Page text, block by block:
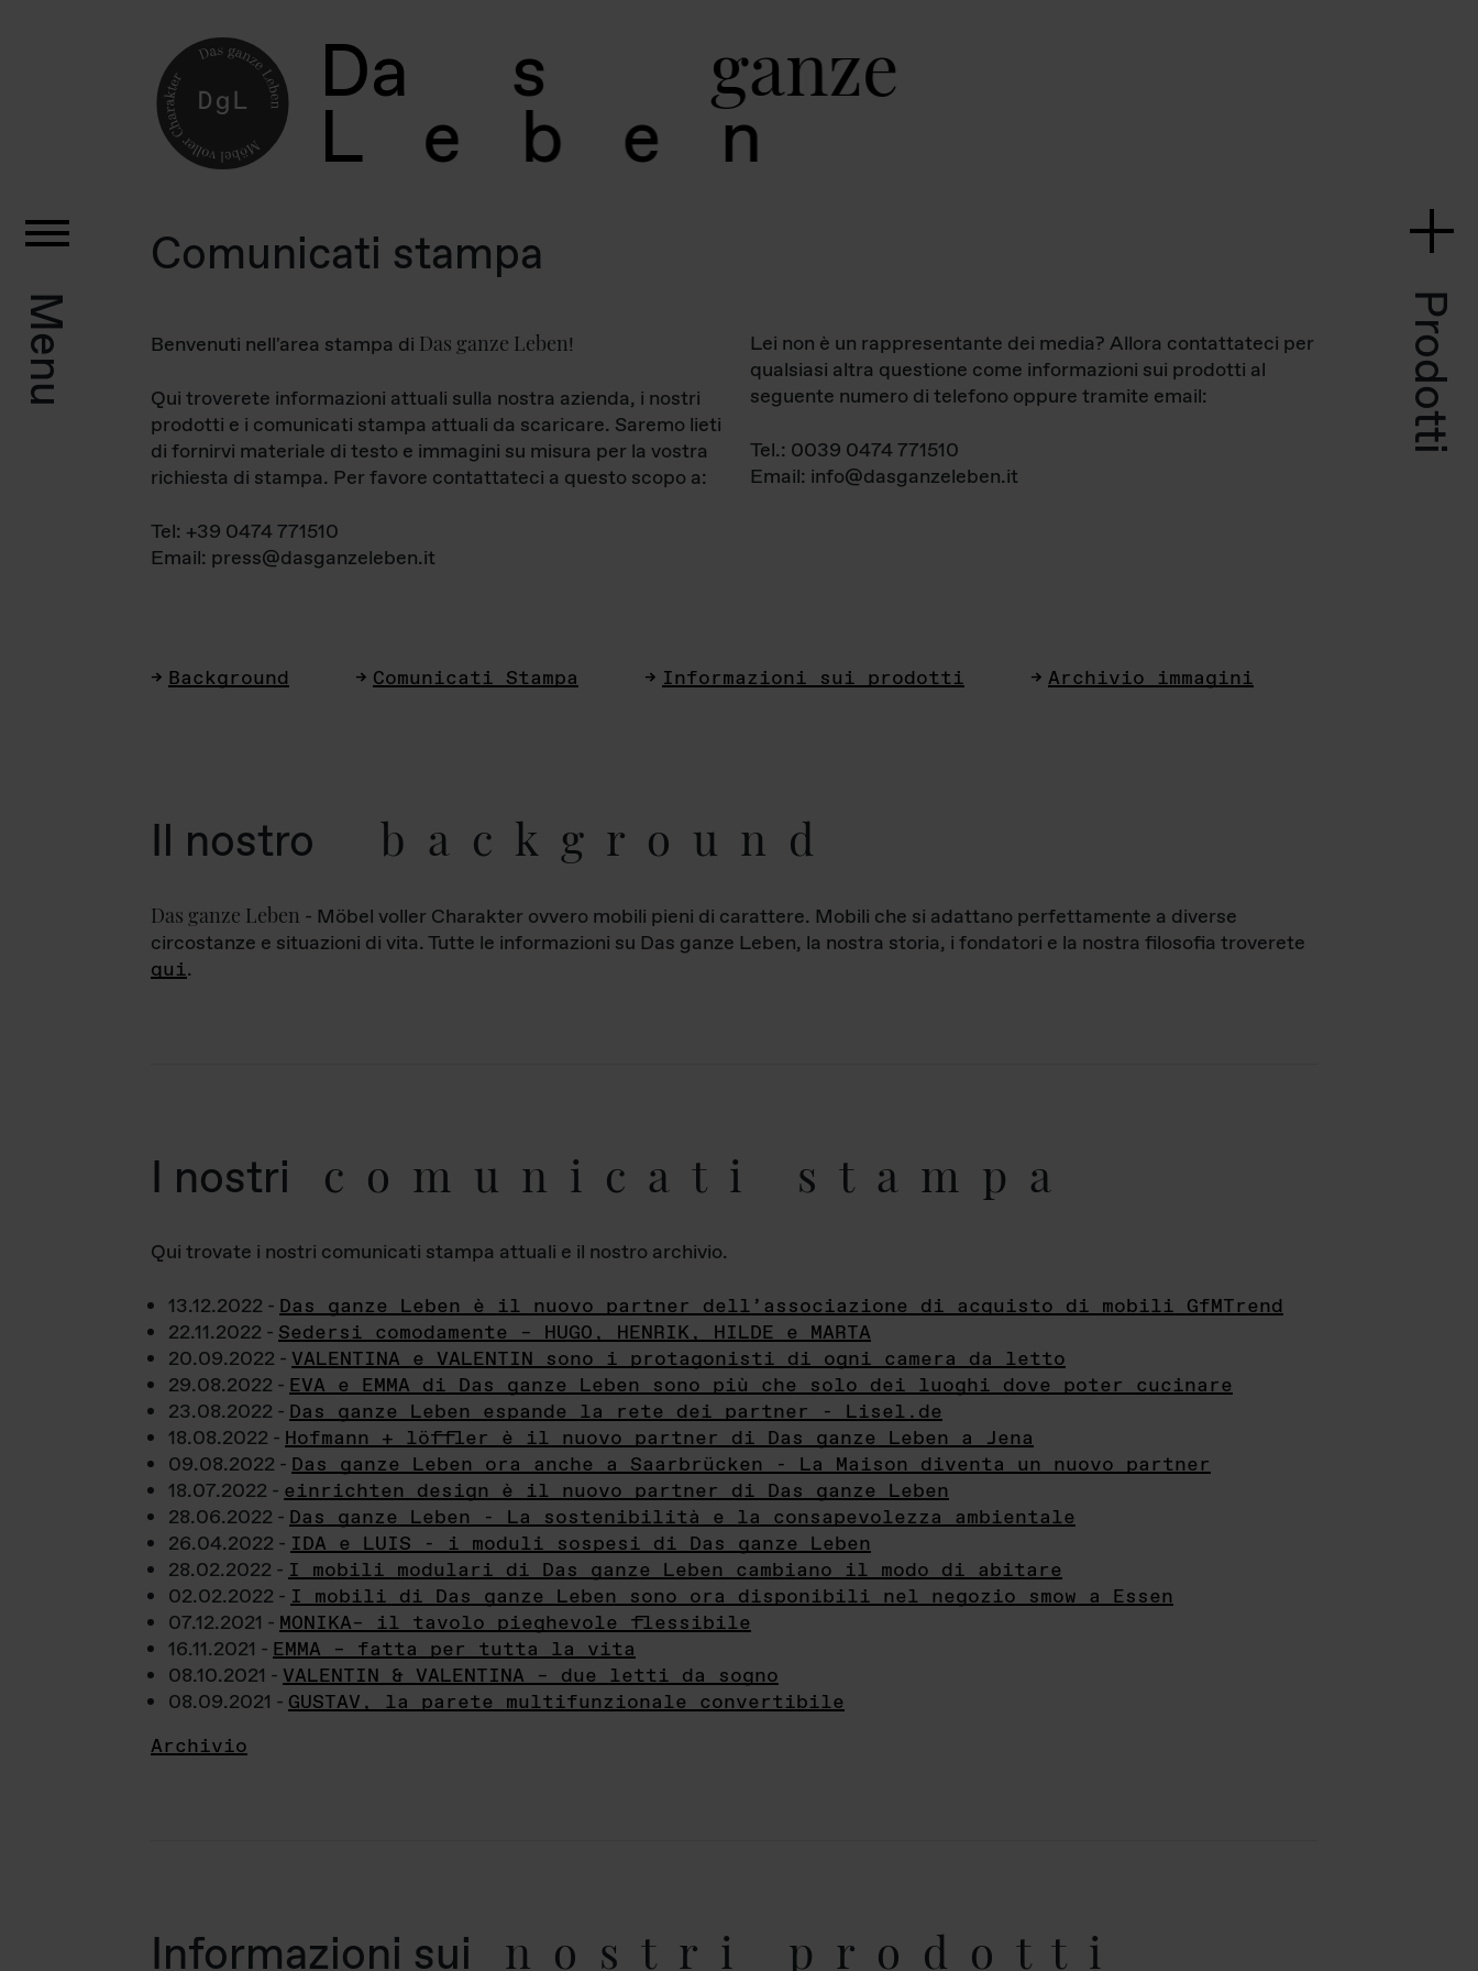
Da s ganz
L e b e
Menu Prodotti
Comunicati stampa
Benvenuti nell'area stampa di Das ganze Leben!
Qui troverete informazioni attuali sulla nostra azienda, i nostri
prodotti e i comunicati stampa attuali da scaricare. Saremo lieti
di fornirvi materiale di testo e immagini su misura per la vostra
richiesta di stampa. Per favore contattateci a questo scopo a:
Tel: +39 0474 771510
Email: press@dasganzeleben.it
Lei non è un rappresentante dei media? Allora contattateci per
qualsiasi altra questione come informazioni sui prodotti al
seguente numero di telefono oppure tramite email:
Tel.: 0039 0474 771510
Email: info@dasganzeleben.it
Background Comunicati Stampa Informazioni sui prodotti Archivio immagini
Il nostro background
Das ganze Leben - Möbel voller Charakter ovvero mobili pieni di carattere. Mobili che si adattano perfettamente a diverse
circostanze e situazioni di vita. Tutte le informazioni su Das ganze Leben, la nostra storia, i fondatori e la nostra filosofia troverete
qui.
I nostri comunicati stampa
Qui trovate i nostri comunicati stampa attuali e il nostro archivio.
13.12.2022 - Das ganze Leben è il nuovo partner dell’associazione di acquisto di mobili GfMTrend
22.11.2022 - Sedersi comodamente – HUGO, HENRIK, HILDE e MARTA
20.09.2022 - VALENTINA e VALENTIN sono i protagonisti di ogni camera da letto
29.08.2022 - EVA e EMMA di Das ganze Leben sono più che solo dei luoghi dove poter cucinare
23.08.2022 - Das ganze Leben espande la rete dei partner - Lisel.de
18.08.2022 - Hofmann + löffler è il nuovo partner di Das ganze Leben a Jena
09.08.2022 - Das ganze Leben ora anche a Saarbrücken - La Maison diventa un nuovo partner
18.07.2022 - einrichten design è il nuovo partner di Das ganze Leben
28.06.2022 - Das ganze Leben - La sostenibilità e la consapevolezza ambientale
26.04.2022 - IDA e LUIS - i moduli sospesi di Das ganze Leben
28.02.2022 - I mobili modulari di Das ganze Leben cambiano il modo di abitare
02.02.2022 - I mobili di Das ganze Leben sono ora disponibili nel negozio smow a Essen
07.12.2021 - MONIKA– il tavolo pieghevole flessibile
16.11.2021 - EMMA – fatta per tutta la vita
08.10.2021 - VALENTIN & VALENTINA – due letti da sogno
08.09.2021 - GUSTAV, la parete multifunzionale convertibile
Archivio
Informazioni sui nostri prodotti